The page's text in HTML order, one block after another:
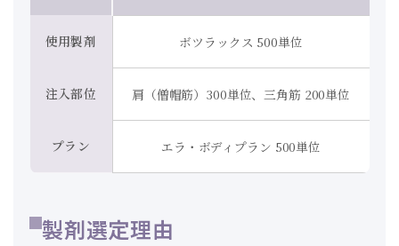
使用製剤 ボツラックス 500単位
注入部位 肩（僧帽筋）300単位、三角筋 200単位
プラン エラ・ボディプラン 500単位
製剤選定理由